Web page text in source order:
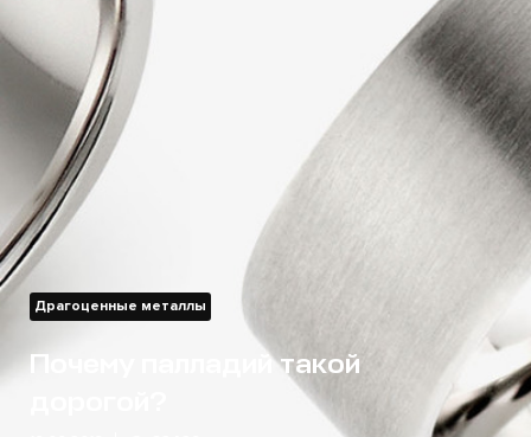
Драгоценные металлы
Почему палладий такой